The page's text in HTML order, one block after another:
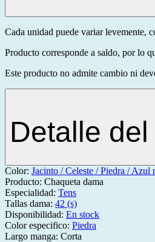
Cada unidad puede variar levemente,
Producto corresponde a saldo, por lo
Este producto no admite cambio ni
Detalle
Color: Jacinto / Celeste / Piedra /
Producto: Chaqueta dama
Especialidad: Tens
Tallas dama: 42 (s)
Disponibilidad: En stock
Color especifico: Piedra
Largo manga: Corta